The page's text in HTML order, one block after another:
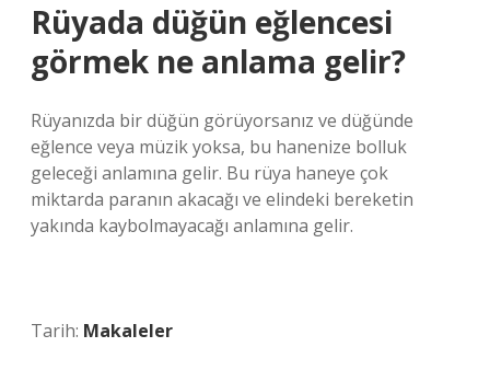
Rüyada düğün eğlencesi
görmek ne anlama gelir?
Rüyanızda bir düğün görüyorsanız ve düğünde
eğlence veya müzik yoksa, bu hanenize bolluk
geleceği anlamına gelir. Bu rüya haneye çok
miktarda paranın akacağı ve elindeki bereketin
yakında kaybolmayacağı anlamına gelir.
Tarih: Makaleler